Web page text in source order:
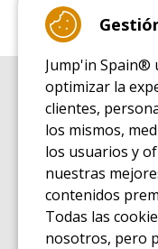
GUÍA DE COMPRA
Guía de compra para las
GUÍA DE INSTALACIÓN
Guía de montaje para la
GUÍA DE MANTENIMIENTO
Guía de mantenimiento
GUÍA DE INICIO
Guía de descubrimiento
Jump'in Spain®
optimizar la
clientes,
los mismos,
los usuarios y
nuestras
contenidos
Todas las
nosotros, pero